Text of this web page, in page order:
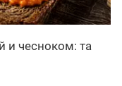
и чесноком: та